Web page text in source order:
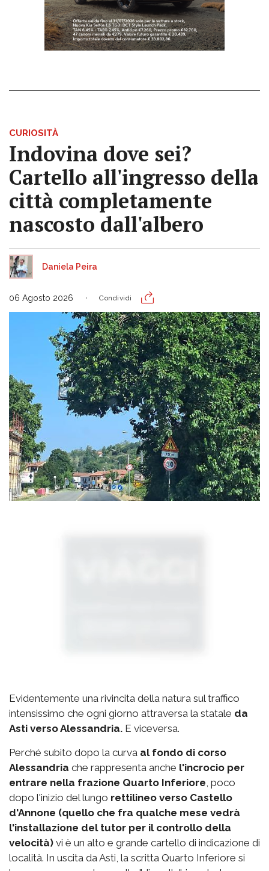
CURIOSITÀ
Indovina dove sei?
Cartello all'ingresso della
città completamente
nascosto dall'albero
Daniela Peira
06 Agosto 2026 Condividi
Evidentemente una rivincita della natura sul traffico
intensissimo che ogni giorno attraversa la statale da
Asti verso Alessandria. E viceversa.
Perché subito dopo la curva al fondo di corso
Alessandria che rappresenta anche l'incrocio per
entrare nella frazione Quarto Inferiore , poco
dopo l'inizio del lungo rettilineo verso Castello
d'Annone (quello che fra qualche mese vedrà
l'installazione del tutor per il controllo della
velocità) vi è un alto e grande cartello di indicazione di
località. In uscita da Asti, la scritta Quarto Inferiore si